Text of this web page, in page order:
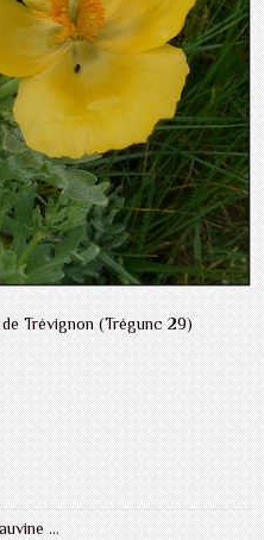
Trévignon (Trégunc 29)
...